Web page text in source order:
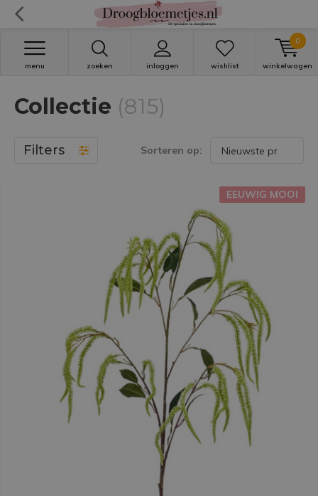
zoeken inloggen
menu wishlist winkelwagen
0
Collectie (815)
Filters Sorteren op:
EEUWIG MOOI